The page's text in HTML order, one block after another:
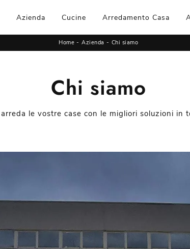
Azienda Cucine Arredamento Casa
Home - Azienda - Chi siamo
Chi siamo
le vostre case con le migliori soluzioni in